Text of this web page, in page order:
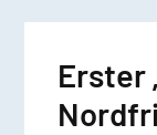
Erster